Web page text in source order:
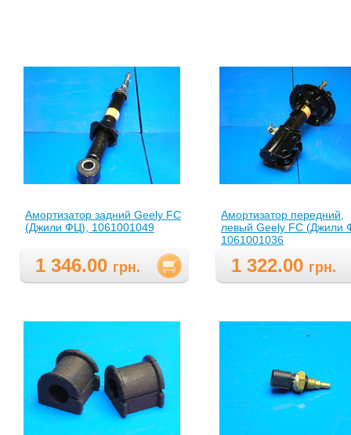
Амортизатор задний Geely FC
(Джили ФЦ), 1061001049
1 346.00 грн.
Амортизатор передний,
левый Geely FC (Джили
1061001036
1 322.00 грн.